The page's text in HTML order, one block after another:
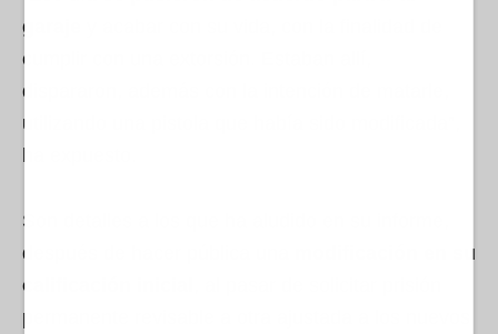
garaje
cumplir con una extorsión. Estaban allí,
dispararon, además con la intención de matarle,
utilizando una pistola que había sido modificada”,
ha expuesto.
Son detalles a los que ha aludido en su informe,
después de hacer pública una
modificación en su
calificación inicial
permanente revisable a otra ajustada a los nuevos